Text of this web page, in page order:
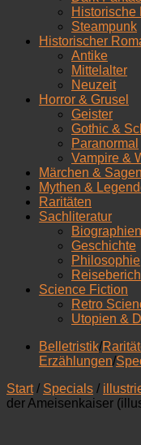
Historische
Steampunk
Historischer
Antike
Mittelalter
Neuzeit
Horror & Grusel
Geister
Gothic &
Paranormal
Vampire &
Märchen & Sagen
Mythen &
Raritäten
Sachliteratur
Biographien
Geschichte
Philosophie
Science Fiction
Retro
Utopien &
Belletristik/
Erzählungen/
Start/ Specials /
der Ameisenkaiser